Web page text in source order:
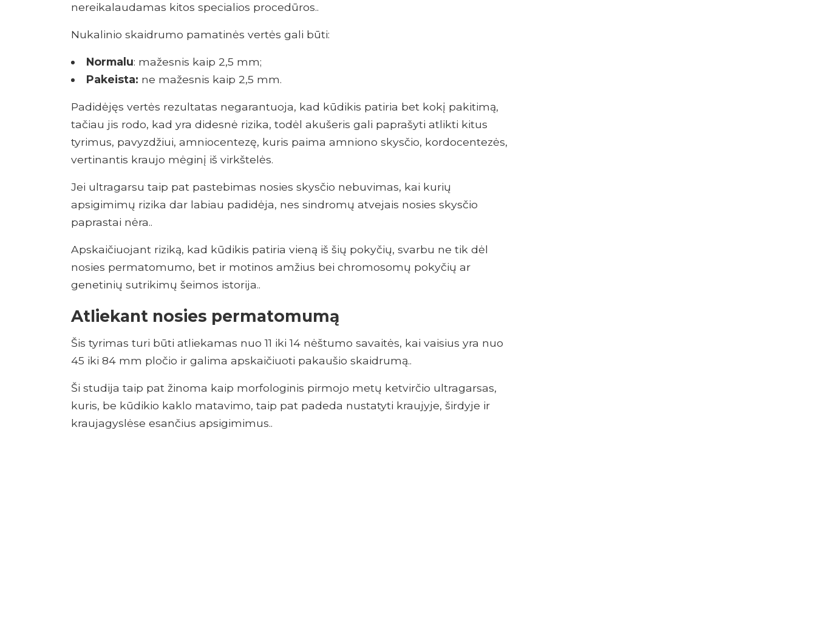
nereikalaudamas kitos specialios procedūros..
Nukalinio skaidrumo pamatinės vertės gali būti:
Normalu: mažesnis kaip 2,5 mm;
Pakeista: ne mažesnis kaip 2,5 mm.
Padidėjęs vertės rezultatas negarantuoja, kad kūdikis patiria bet kokį pakitimą,
tačiau jis rodo, kad yra didesnė rizika, todėl akušeris gali paprašyti atlikti kitus
tyrimus, pavyzdžiui, amniocentezę, kuris paima amniono skysčio, kordocentezės,
vertinantis kraujo mėginį iš virkštelės.
Jei ultragarsu taip pat pastebimas nosies skysčio nebuvimas, kai kurių
apsigimimų rizika dar labiau padidėja, nes sindromų atvejais nosies skysčio
paprastai nėra..
Apskaičiuojant riziką, kad kūdikis patiria vieną iš šių pokyčių, svarbu ne tik dėl
nosies permatomumo, bet ir motinos amžius bei chromosomų pokyčių ar
genetinių sutrikimų šeimos istorija..
Atliekant nosies permatomumą
Šis tyrimas turi būti atliekamas nuo 11 iki 14 nėštumo savaitės, kai vaisius yra nuo
45 iki 84 mm pločio ir galima apskaičiuoti pakaušio skaidrumą..
Ši studija taip pat žinoma kaip morfologinis pirmojo metų ketvirčio ultragarsas,
kuris, be kūdikio kaklo matavimo, taip pat padeda nustatyti kraujyje, širdyje ir
kraujagyslėse esančius apsigimimus..